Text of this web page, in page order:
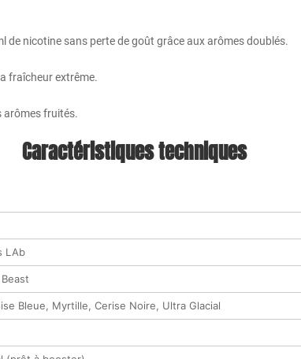
nicotine sans perte de goût grâce aux arômes doublés.
fraîcheur extrême.
arômes fruités.
Caractéristiques techniques
LAb
Bleue, Myrtille, Cerise Noire, Ultra Glacial